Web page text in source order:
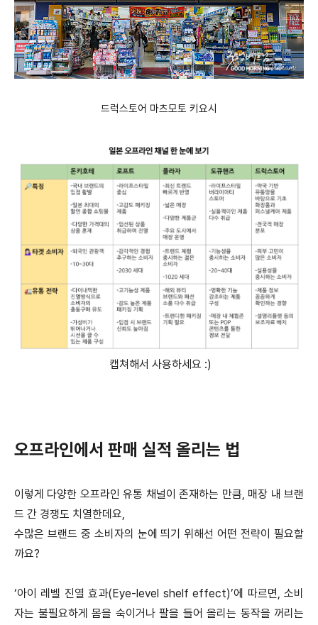
드럭스토어 마츠모토 키요시
캡쳐해서 사용하세요 :)
오프라인에서 판매 실적 올리는 법
이렇게 다양한 오프라인 유통 채널이 존재하는 만큼, 매장 내 브랜
드 간 경쟁도 치열한데요,
수많은 브랜드 중 소비자의 눈에 띄기 위해선 어떤 전략이 필요할
까요?
‘아이 레벨 진열 효과(Eye-level shelf effect)’에 따르면, 소비
자는 불필요하게 몸을 숙이거나 팔을 들어 올리는 동작을 꺼리는